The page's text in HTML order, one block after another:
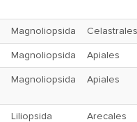
Magnoliopsida Celastrales
Magnoliopsida Apiales
Magnoliopsida Apiales
Liliopsida Arecales